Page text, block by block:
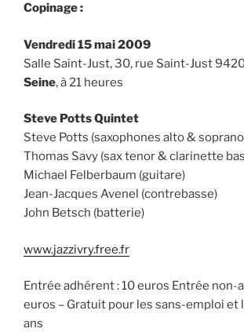
Copinage :
Vendredi 15 mai 2009
Salle Saint-Just, 30, rue Saint-Just
Seine, à 21 heures
Steve Potts Quintet
Steve Potts (saxophones alto &
Thomas Savy (sax tenor & clarinette
Michael Felberbaum (guitare)
Jean-Jacques Avenel (contrebasse)
John Betsch (batterie)
www.jazzivry.free.fr
Entrée adhérent : 10 euros Entrée non-
euros – Gratuit pour les sans-emploi et
ans